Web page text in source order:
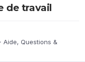
de travail
Aide, Questions &